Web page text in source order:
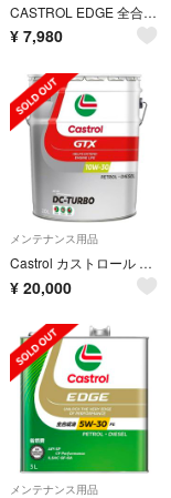
CASTROL EDGE 全合成油 5w-40 A3/B4 4L 2缶
¥ 7,980
メンテナンス用品
Castrol カストロール GTX DC-TURBO 10Ｗ-30 20L
¥ 20,000
メンテナンス用品